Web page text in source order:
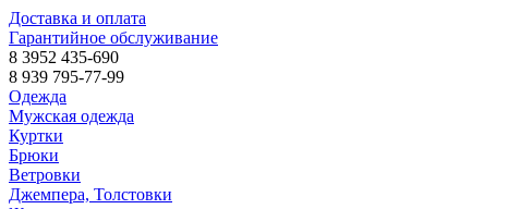
Доставка и оплата
Гарантийное обслуживание
8 3952 435-690
8 939 795-77-99
Одежда
Мужская одежда
Куртки
Брюки
Ветровки
Джемпера, Толстовки